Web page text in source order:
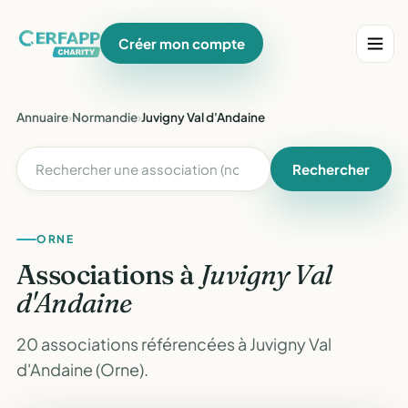
Créer mon compte
Annuaire›Normandie›Juvigny Val d'Andaine
Rechercher
ORNE
Associations à Juvigny Val
d'Andaine
20 associations référencées à Juvigny Val
d'Andaine (Orne).